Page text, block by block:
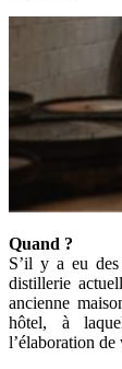
Quand ?
S’il y a eu
distillerie
ancienne
hôtel, à
l’élaboration